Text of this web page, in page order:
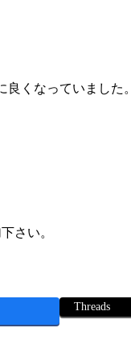
くなっていました。
さい。
Threads